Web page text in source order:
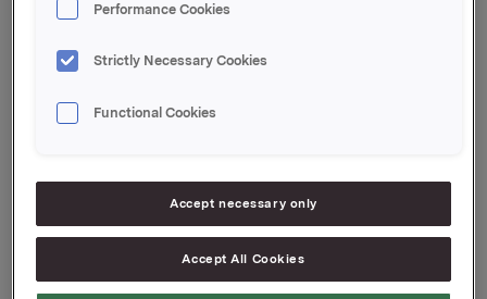
for Konsernutvikling. Han har vært ansatt i Orkla
Konsernutvikling. Han vil dessuten gå inn i styret i
viseadministrerende i Orkla Foods og direktør for e-
business i konsernet. Han har vært ansatt i Orkla
siden 1991. Opedal blir konsernansvarlig for Orkla
Brands, Orkla Foods og Bakers. Han går også inn i
flere internstyrer.
Performance Cookies
Strictly Necessary Cookies
Functional Cookies
Accept necessary only
Accept All Cookies